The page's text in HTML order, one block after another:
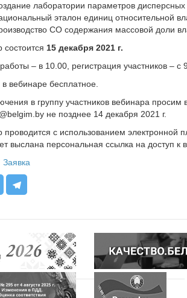
лаборатории параметров дисперсных
эталон единиц относительной
СО содержания массовой доли
состоится 15 декабря 2021 г.
– в 10.00, регистрация участников – с
в вебинаре бесплатное.
в группу участников вебинара
не позднее 14 декабря 2021 г.
проводится с использованием
выслана персональная ссылка на доступ к
Заявка